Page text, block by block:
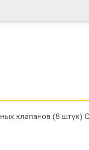
клапанов (8 штук)